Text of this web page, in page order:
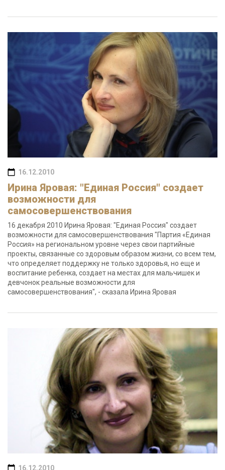
16.12.2010
Ирина Яровая: "Единая Россия" создает
возможности для
самосовершенствования
16 декабря 2010 Ирина Яровая: "Единая Россия" создает
возможности для самосовершенствования "Партия «Единая
Россия» на региональном уровне через свои партийные
проекты, связанные со здоровым образом жизни, со всем тем,
что определяет поддержку не только здоровья, но еще и
воспитание ребенка, создает на местах для мальчишек и
девчонок реальные возможности для
самосовершенствования", - сказала Ирина Яровая
16.12.2010